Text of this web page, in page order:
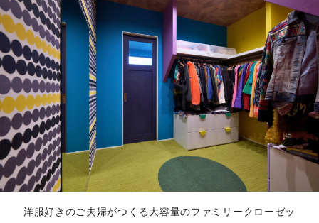
洋服好きのご夫婦がつくる大容量のファミリークローゼッ